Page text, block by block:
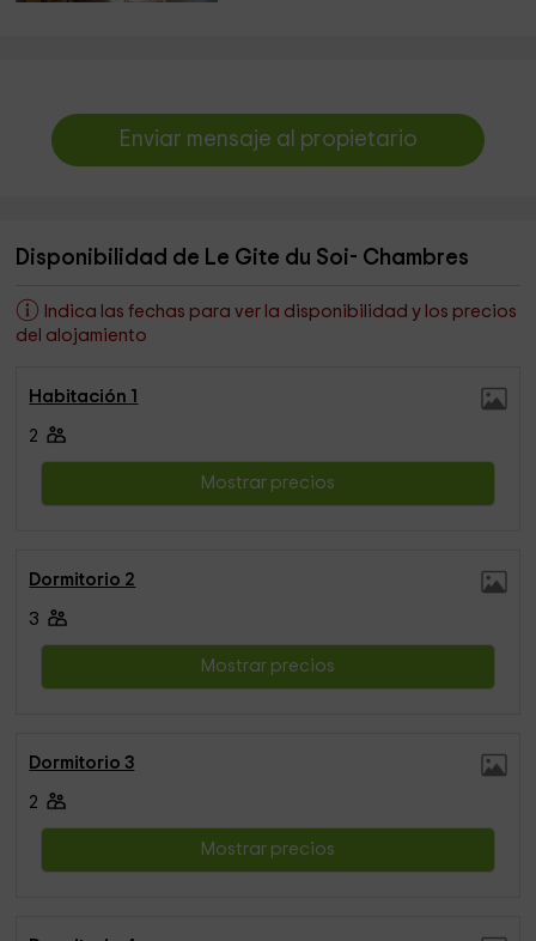
Enviar mensaje al propietario
Disponibilidad de Le Gite du Soi- Chambres
Indica las fechas para ver la disponibilidad y los precios
del alojamiento
Habitación 1
2
Mostrar precios
Dormitorio 2
3
Mostrar precios
Dormitorio 3
2
Mostrar precios